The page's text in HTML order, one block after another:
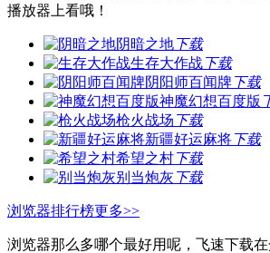
播放器上看哦！
阴暗之地下载
生存大作战下载
阴阳师百闻牌下载
神魔幻想百度版
枪火战场 下载
新疆好运麻将下载
希望之村下载
别当炮灰 下载
浏览器排行榜更多>>
浏览器那么多哪个最好用呢，飞速下载